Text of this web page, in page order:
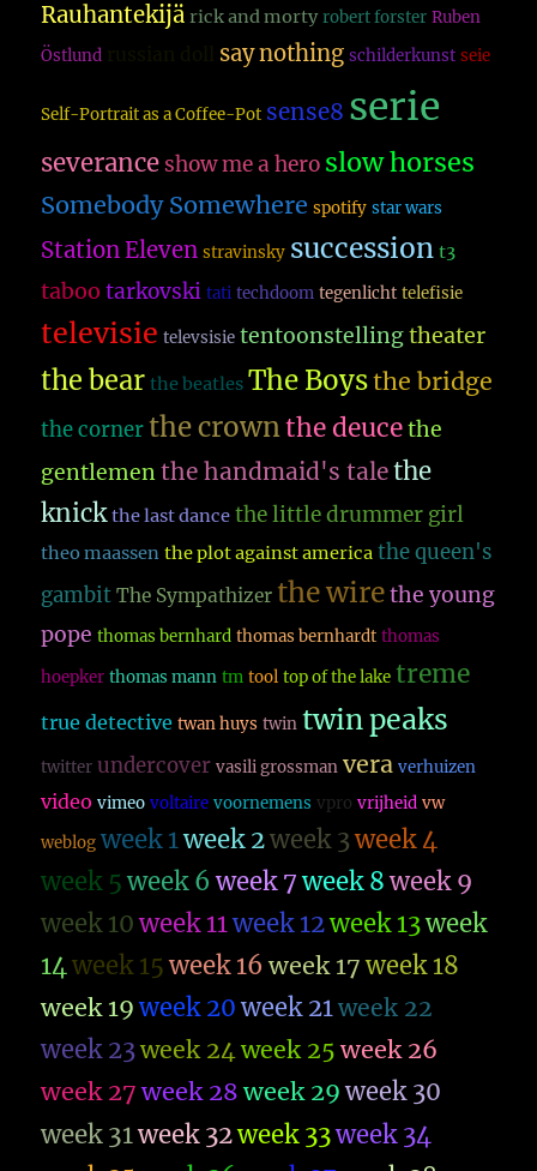
Rauhantekijä rick and morty robert forster Ruben
Östlund
say nothing schilderkunst seie
Self-Portrait as a Coffee-Pot sense8 serie
severance show me a hero slow horses
Somebody Somewhere spotify star wars
Station Eleven stravinsky succession t3
taboo tarkovski tati techdoom tegenlicht telefisie
televisie televsisie tentoonstelling theater
the bear the beatles The Boysthe bridge
the corner the crownthe deuce the
gentlemen the handmaid's talethe
knick the last dance the little drummer girl
theo maassen the plot against america the queen's
gambit The Sympathizer the wire the young
pope thomas bernhard thomas bernhardt thomas
hoepker thomas mann tm tool top of the lake treme
true detective twan huys twin twin peaks
twitter undercover vasili grossman vera verhuizen
video vimeo voltaire voornemens vpro vrijheid vw
weblog week 1week 2week 3 week 4
week 5 week 6 week 7 week 8 week 9
week 10 week 11week 12week 13week
14week 15 week 16 week 17 week 18
week 19 week 20 week 21week 22
week 23week 24week 25 week 26
week 27 week 28 week 29 week 30
week 31week 32week 33week 34